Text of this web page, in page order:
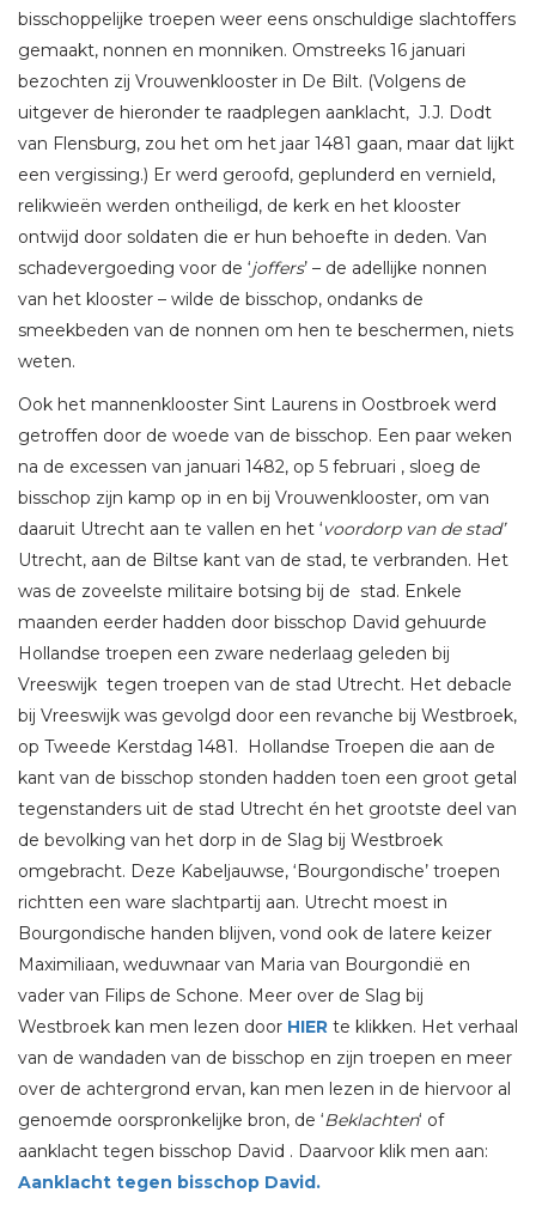
bisschoppelijke troepen weer eens onschuldige slachtoffers
gemaakt, nonnen en monniken. Omstreeks 16 januari
bezochten zij Vrouwenklooster in De Bilt. (Volgens de
uitgever de hieronder te raadplegen aanklacht, J.J. Dodt
van Flensburg, zou het om het jaar 1481 gaan, maar dat lijkt
een vergissing.) Er werd geroofd, geplunderd en vernield,
relikwieën werden ontheiligd, de kerk en het klooster
ontwijd door soldaten die er hun behoefte in deden. Van
schadevergoeding voor de ‘joffers’ – de adellijke nonnen
van het klooster – wilde de bisschop, ondanks de
smeekbeden van de nonnen om hen te beschermen, niets
weten.
Ook het mannenklooster Sint Laurens in Oostbroek werd
getroffen door de woede van de bisschop. Een paar weken
na de excessen van januari 1482, op 5 februari , sloeg de
bisschop zijn kamp op in en bij Vrouwenklooster, om van
daaruit Utrecht aan te vallen en het ‘voordorp van de stad’
Utrecht, aan de Biltse kant van de stad, te verbranden. Het
was de zoveelste militaire botsing bij de stad. Enkele
maanden eerder hadden door bisschop David gehuurde
Hollandse troepen een zware nederlaag geleden bij
Vreeswijk tegen troepen van de stad Utrecht. Het debacle
bij Vreeswijk was gevolgd door een revanche bij Westbroek,
op Tweede Kerstdag 1481. Hollandse Troepen die aan de
kant van de bisschop stonden hadden toen een groot getal
tegenstanders uit de stad Utrecht én het grootste deel van
de bevolking van het dorp in de Slag bij Westbroek
omgebracht. Deze Kabeljauwse, ‘Bourgondische’ troepen
richtten een ware slachtpartij aan. Utrecht moest in
Bourgondische handen blijven, vond ook de latere keizer
Maximiliaan, weduwnaar van Maria van Bourgondië en
vader van Filips de Schone. Meer over de Slag bij
Westbroek kan men lezen door HIER te klikken. Het verhaal
van de wandaden van de bisschop en zijn troepen en meer
over de achtergrond ervan, kan men lezen in de hiervoor al
genoemde oorspronkelijke bron, de ‘Beklachten‘ of
aanklacht tegen bisschop David . Daarvoor klik men aan:
Aanklacht tegen bisschop David.